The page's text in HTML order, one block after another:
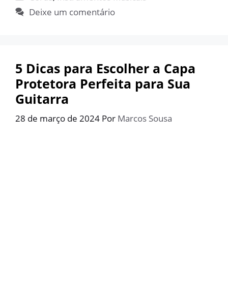
Deixe um comentário
5 Dicas para Escolher a Capa
Protetora Perfeita para Sua
Guitarra
28 de março de 2024 Por Marcos Sousa